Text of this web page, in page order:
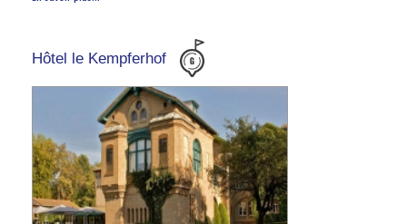
Hôtel le Kempferhof